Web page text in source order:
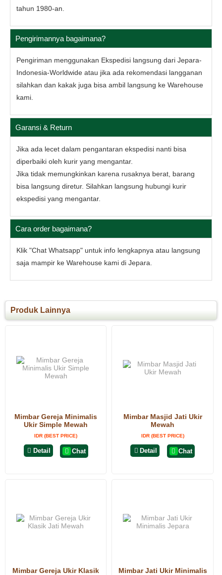
tahun 1980-an.
Pengirimannya bagaimana?
Pengiriman menggunakan Ekspedisi langsung dari Jepara-
Indonesia-Worldwide atau jika ada rekomendasi langganan
silahkan dan kakak juga bisa ambil langsung ke Warehouse
kami.
Garansi & Return
Jika ada lecet dalam pengantaran ekspedisi nanti bisa
diperbaiki oleh kurir yang mengantar.
Jika tidak memungkinkan karena rusaknya berat, barang
bisa langsung diretur. Silahkan langsung hubungi kurir
ekspedisi yang mengantar.
Cara order bagaimana?
Klik "Chat Whatsapp" untuk info lengkapnya atau langsung
saja mampir ke Warehouse kami di Jepara.
Produk Lainnya
Mimbar Gereja Minimalis
Ukir Simple Mewah
IDR (BEST PRICE)
Detail Chat
Mimbar Masjid Jati Ukir
Mewah
IDR (BEST PRICE)
Detail Chat
Mimbar Gereja Ukir Klasik
Mimbar Jati Ukir Minimalis